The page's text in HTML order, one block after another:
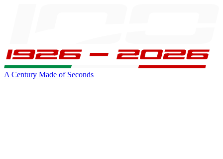
A Century Made of Seconds